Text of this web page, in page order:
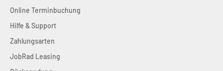
Online Terminbuchung
Hilfe & Support
Zahlungsarten
JobRad Leasing